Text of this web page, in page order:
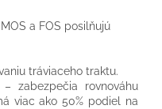
a FOS posilňujú
tráviaceho traktu.
zabezpečia rovnováhu
viac ako 50% podiel na